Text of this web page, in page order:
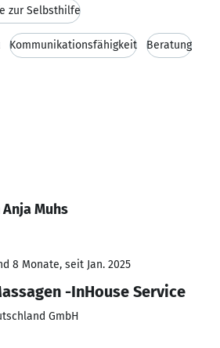
zur Selbsthilfe
Kommunikationsfähigkeit Beratung
Muhs
8 Monate, seit Jan. 2025
-InHouse Service
GmbH